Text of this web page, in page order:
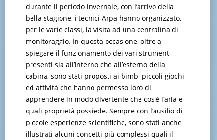
durante il periodo invernale, con l’arrivo della
bella stagione, i tecnici Arpa hanno organizzato,
per le varie classi, la visita ad una centralina di
monitoraggio. In questa occasione, oltre a
spiegare il funzionamento dei vari strumenti
presenti sia all’interno che all’esterno della
cabina, sono stati proposti ai bimbi piccoli giochi
ed attività che hanno permesso loro di
apprendere in modo divertente che cos’è l’aria e
quali proprietà possiede. Sempre con l’ausilio di
piccole esperienze scientifiche, sono stati anche
illustrati alcuni concetti più complessi quali il